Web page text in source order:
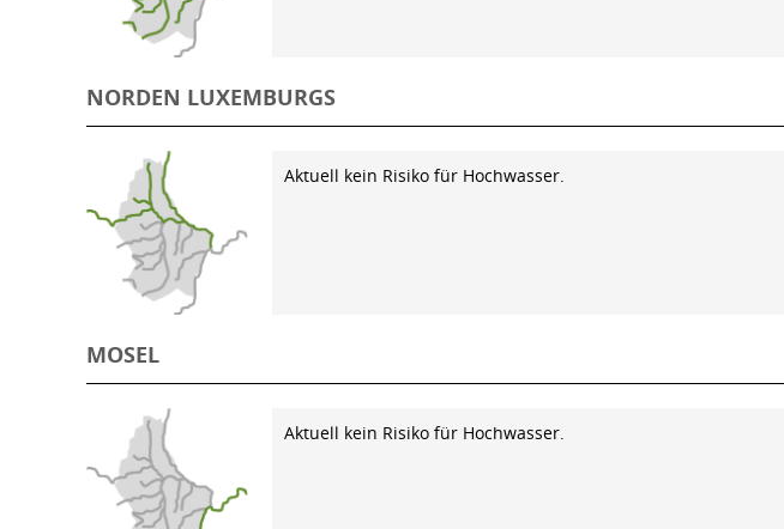
NORDEN LUXEMBURGS
Aktuell kein Risiko für Hochwasser.
MOSEL
Aktuell kein Risiko für Hochwasser.